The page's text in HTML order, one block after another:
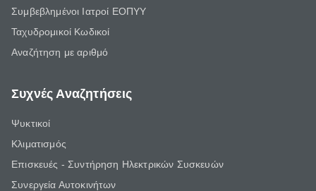
Συμβεβλημένοι Ιατροί ΕΟΠΥΥ
Ταχυδρομικοί Κωδικοί
Αναζήτηση με αριθμό
Συχνές Αναζητήσεις
Ψυκτικοί
Κλιματισμός
Επισκευές - Συντήρηση Ηλεκτρικών Συσκευών
Συνεργεία Αυτοκινήτων